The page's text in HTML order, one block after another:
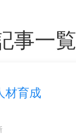
事一覧
材育成